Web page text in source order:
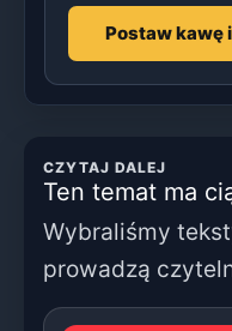
Postaw kawę
CZYTAJ DALEJ
Ten temat ma
Wybraliśmy
prowadzą